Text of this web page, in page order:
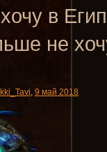
в
не
, 9 май 2018